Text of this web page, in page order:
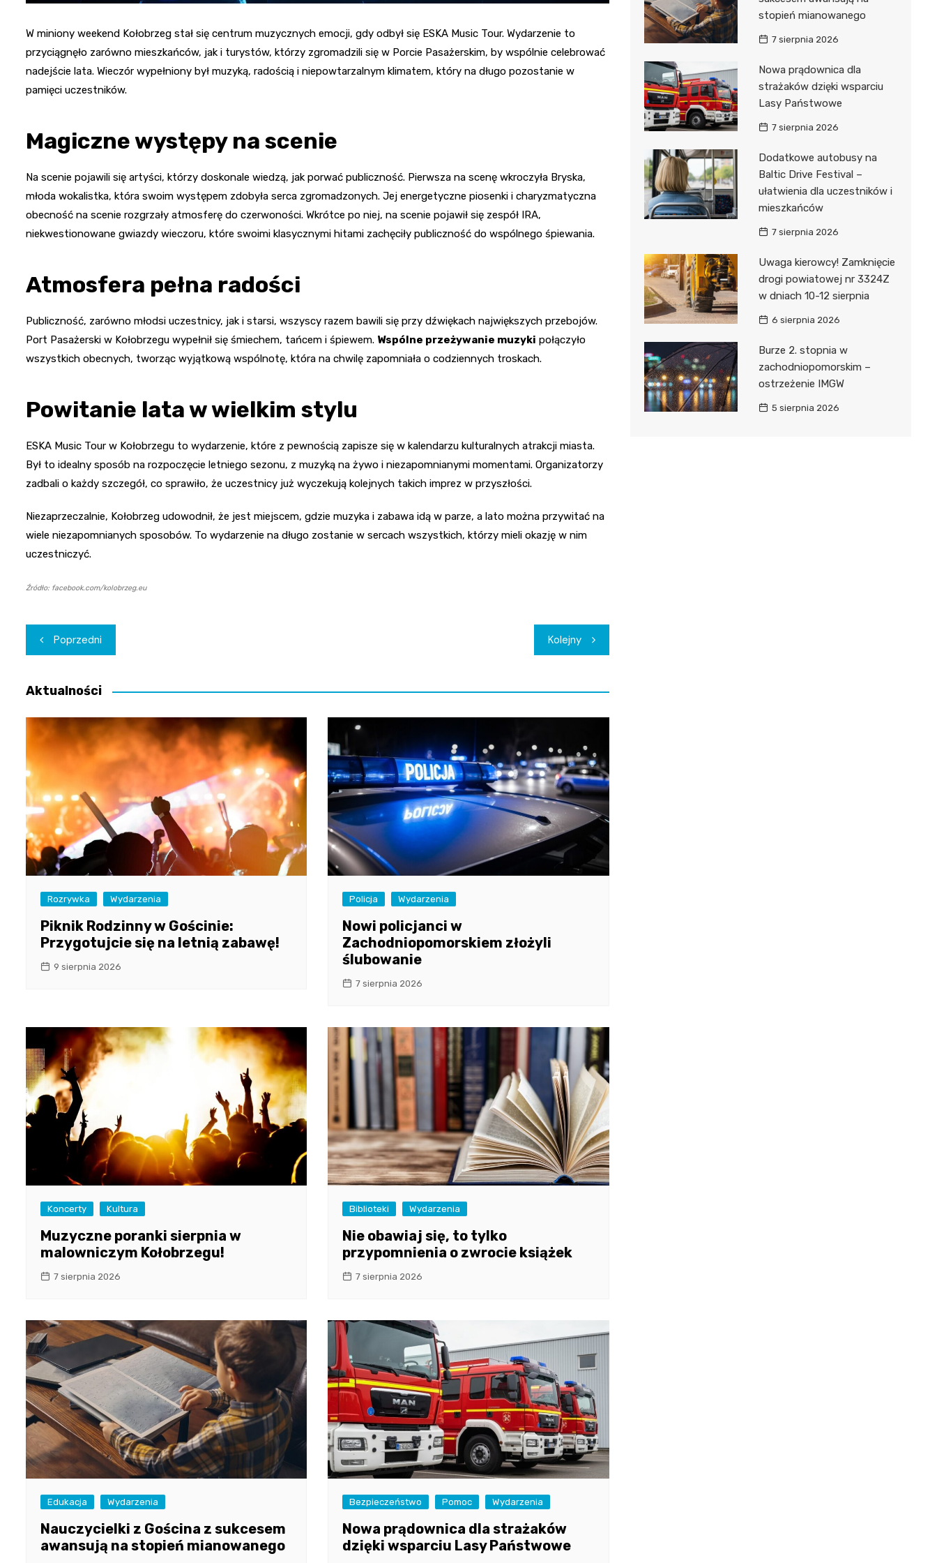
W miniony weekend Kołobrzeg stał się centrum muzycznych emocji, gdy odbył się ESKA Music Tour. Wydarzenie to
przyciągnęło zarówno mieszkańców, jak i turystów, którzy zgromadzili się w Porcie Pasażerskim, by wspólnie celebrować
nadejście lata. Wieczór wypełniony był muzyką, radością i niepowtarzalnym klimatem, który na długo pozostanie w
pamięci uczestników.
Magiczne występy na scenie
Na scenie pojawili się artyści, którzy doskonale wiedzą, jak porwać publiczność. Pierwsza na scenę wkroczyła Bryska,
młoda wokalistka, która swoim występem zdobyła serca zgromadzonych. Jej energetyczne piosenki i charyzmatyczna
obecność na scenie rozgrzały atmosferę do czerwoności. Wkrótce po niej, na scenie pojawił się zespół IRA,
niekwestionowane gwiazdy wieczoru, które swoimi klasycznymi hitami zachęciły publiczność do wspólnego śpiewania.
Atmosfera pełna radości
Publiczność, zarówno młodsi uczestnicy, jak i starsi, wszyscy razem bawili się przy dźwiękach największych przebojów.
Port Pasażerski w Kołobrzegu wypełnił się śmiechem, tańcem i śpiewem. Wspólne przeżywanie muzyki połączyło
wszystkich obecnych, tworząc wyjątkową wspólnotę, która na chwilę zapomniała o codziennych troskach.
Powitanie lata w wielkim stylu
ESKA Music Tour w Kołobrzegu to wydarzenie, które z pewnością zapisze się w kalendarzu kulturalnych atrakcji miasta.
Był to idealny sposób na rozpoczęcie letniego sezonu, z muzyką na żywo i niezapomnianymi momentami. Organizatorzy
zadbali o każdy szczegół, co sprawiło, że uczestnicy już wyczekują kolejnych takich imprez w przyszłości.
Niezaprzeczalnie, Kołobrzeg udowodnił, że jest miejscem, gdzie muzyka i zabawa idą w parze, a lato można przywitać na
wiele niezapomnianych sposobów. To wydarzenie na długo zostanie w sercach wszystkich, którzy mieli okazję w nim
uczestniczyć.
Źródło: facebook.com/kolobrzeg.eu
Nawigacja
wpisu
Poprzedni Kolejny
Aktualności
Rozrywka Wydarzenia
Piknik Rodzinny w Gościnie:
Przygotujcie się na letnią zabawę!
9 sierpnia 2026
Policja Wydarzenia
Nowi policjanci w
Zachodniopomorskiem złożyli
ślubowanie
7 sierpnia 2026
Koncerty Kultura
Muzyczne poranki sierpnia w
malowniczym Kołobrzegu!
7 sierpnia 2026
Biblioteki Wydarzenia
Nie obawiaj się, to tylko
przypomnienia o zwrocie książek
7 sierpnia 2026
Edukacja Wydarzenia
Nauczycielki z Gościna z sukcesem
awansują na stopień mianowanego
Bezpieczeństwo Pomoc Wydarzenia
Nowa prądownica dla strażaków
dzięki wsparciu Lasy Państwowe
stopień mianowanego
7 sierpnia 2026
Nowa prądownica dla
strażaków dzięki wsparciu
Lasy Państwowe
7 sierpnia 2026
Dodatkowe autobusy na
Baltic Drive Festival –
ułatwienia dla uczestników i
mieszkańców
7 sierpnia 2026
Uwaga kierowcy! Zamknięcie
drogi powiatowej nr 3324Z
w dniach 10-12 sierpnia
6 sierpnia 2026
Burze 2. stopnia w
zachodniopomorskim –
ostrzeżenie IMGW
5 sierpnia 2026